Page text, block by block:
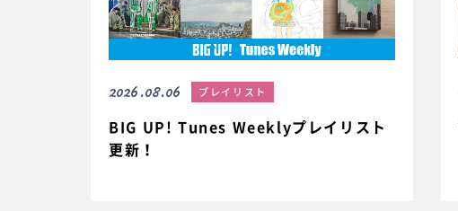
2026.08.06 プレイリスト
BIG UP! Tunes Weeklyプレイリスト
更新！